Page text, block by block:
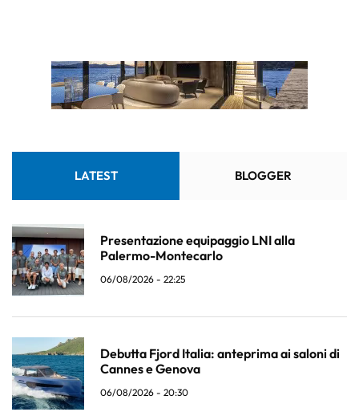
LATEST BLOGGER
Presentazione equipaggio LNI alla
Palermo-Montecarlo
06/08/2026 - 22:25
Debutta Fjord Italia: anteprima ai saloni di
Cannes e Genova
06/08/2026 - 20:30